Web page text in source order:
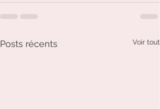
Posts récents Voir tout